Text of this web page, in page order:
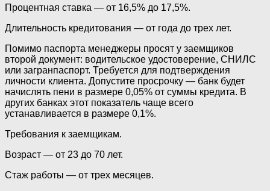
Процентная ставка — от 16,5% до 17,5%.
Длительность кредитования — от года до трех лет.
Помимо паспорта менеджеры просят у заемщиков
второй документ: водительское удостоверение, СНИЛС
или загранпаспорт. Требуется для подтверждения
личности клиента. Допустите просрочку — банк будет
начислять пени в размере 0,05% от суммы кредита. В
других банках этот показатель чаще всего
устанавливается в размере 0,1%.
Требования к заемщикам.
Возраст — от 23 до 70 лет.
Стаж работы — от трех месяцев.